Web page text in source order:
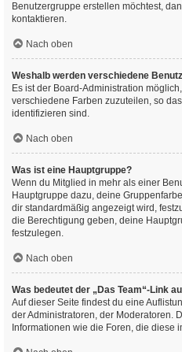
Benutzergruppe erstellen möchtest,
kontaktieren.
Nach oben
Weshalb werden verschiedene
Es ist der Board-Administration
verschiedene Farben zuzuteilen, so
identifizieren sind.
Nach oben
Was ist eine Hauptgruppe?
Wenn du Mitglied in mehr als einer
Hauptgruppe dazu, deine
dir standardmäßig angezeigt wird,
die Berechtigung geben, deine
festzulegen.
Nach oben
Was bedeutet der „Das Team“-Link
Auf dieser Seite findest du eine
der Administratoren, der Moderatoren.
Informationen wie die Foren, die diese